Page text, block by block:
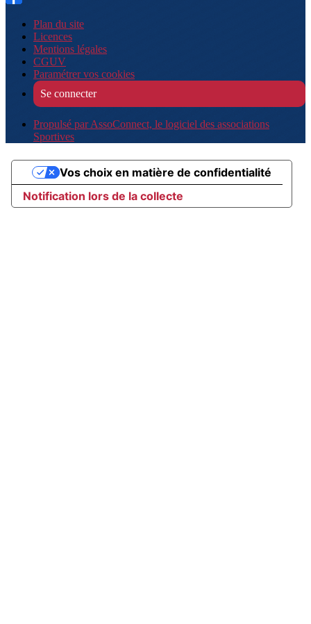
Plan du site
Licences
Mentions légales
CGUV
Paramétrer vos cookies
Se connecter
Propulsé par AssoConnect, le logiciel des associations
Sportives
Notification lors de la collecte
Vos choix en matière de confidentialité